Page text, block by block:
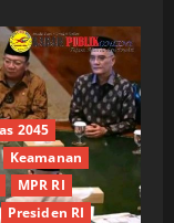
2045
Keamanan
MPR RI
Presiden RI